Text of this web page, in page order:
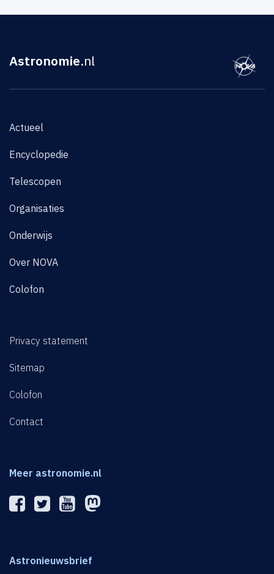
Astronomie.nl
Actueel
Encyclopedie
Telescopen
Organisaties
Onderwijs
Over NOVA
Colofon
Privacy statement
Sitemap
Colofon
Contact
Meer astronomie.nl
Astronieuwsbrief